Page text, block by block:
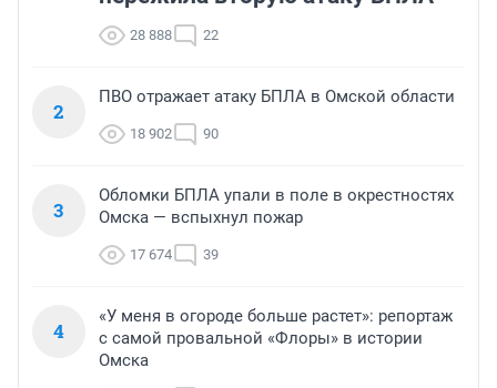
28 888 22
2
ПВО отражает атаку БПЛА в Омской области
18 902 90
3
Обломки БПЛА упали в поле в окрестностях
Омска — вспыхнул пожар
17 674 39
4
«У меня в огороде больше растет»: репортаж
с самой провальной «Флоры» в истории
Омска